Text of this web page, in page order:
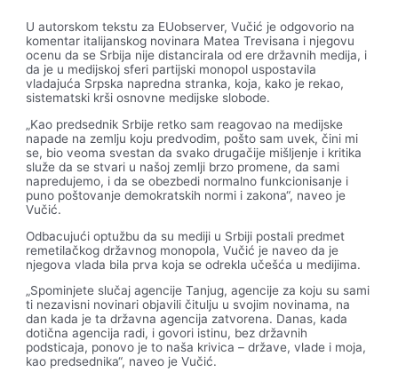
U autorskom tekstu za EUobserver, Vučić je odgovorio na
komentar italijanskog novinara Matea Trevisana i njegovu
ocenu da se Srbija nije distancirala od ere državnih medija, i
da je u medijskoj sferi partijski monopol uspostavila
vladajuća Srpska napredna stranka, koja, kako je rekao,
sistematski krši osnovne medijske slobode.
„Kao predsednik Srbije retko sam reagovao na medijske
napade na zemlju koju predvodim, pošto sam uvek, čini mi
se, bio veoma svestan da svako drugačije mišljenje i kritika
služe da se stvari u našoj zemlji brzo promene, da sami
napredujemo, i da se obezbedi normalno funkcionisanje i
puno poštovanje demokratskih normi i zakona“, naveo je
Vučić.
Odbacujući optužbu da su mediji u Srbiji postali predmet
remetilačkog državnog monopola, Vučić je naveo da je
njegova vlada bila prva koja se odrekla učešća u medijima.
„Spominjete slučaj agencije Tanjug, agencije za koju su sami
ti nezavisni novinari objavili čitulju u svojim novinama, na
dan kada je ta državna agencija zatvorena. Danas, kada
dotična agencija radi, i govori istinu, bez državnih
podsticaja, ponovo je to naša krivica – države, vlade i moja,
kao predsednika“, naveo je Vučić.